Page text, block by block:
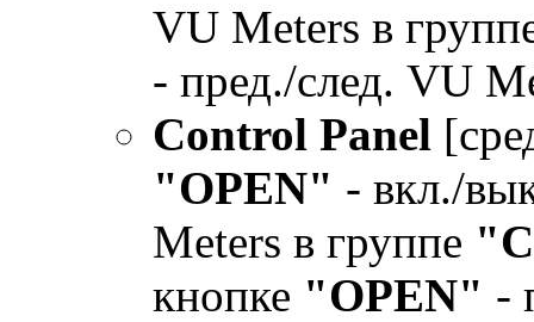
VU Meters в
- пред./след. VU
Control Panel
"OPEN" - вкл./
Meters в группе
кнопке "OPEN" -